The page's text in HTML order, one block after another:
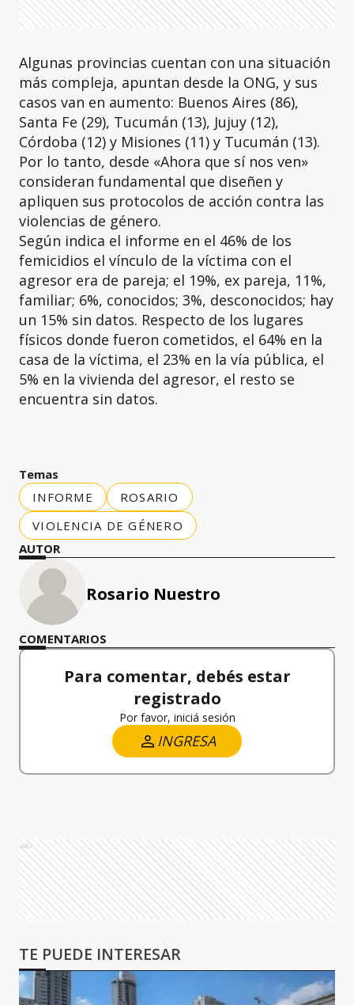
Algunas provincias cuentan con una situación
más compleja, apuntan desde la ONG, y sus
casos van en aumento: Buenos Aires (86),
Santa Fe (29), Tucumán (13), Jujuy (12),
Córdoba (12) y Misiones (11) y Tucumán (13).
Por lo tanto, desde «Ahora que sí nos ven»
consideran fundamental que diseñen y
apliquen sus protocolos de acción contra las
violencias de género.
Según indica el informe en el 46% de los
femicidios el vínculo de la víctima con el
agresor era de pareja; el 19%, ex pareja, 11%,
familiar; 6%, conocidos; 3%, desconocidos; hay
un 15% sin datos. Respecto de los lugares
físicos donde fueron cometidos, el 64% en la
casa de la víctima, el 23% en la vía pública, el
5% en la vivienda del agresor, el resto se
encuentra sin datos.
Temas
INFORME
ROSARIO
VIOLENCIA DE GÉNERO
AUTOR
Rosario Nuestro
COMENTARIOS
Para comentar, debés estar
registrado
Por favor, iniciá sesión
INGRESA
Ads
TE PUEDE INTERESAR